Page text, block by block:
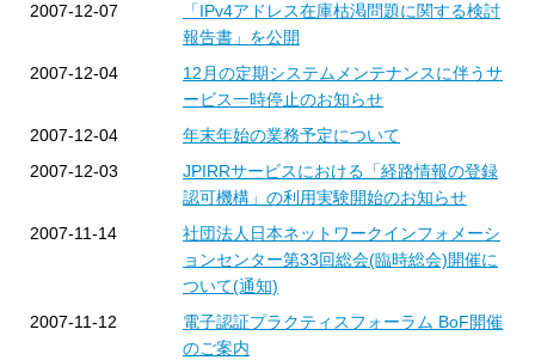
2007-12-07
「IPv4アドレス在庫枯渇問題に関する検討
報告書」を公開
2007-12-04
12月の定期システムメンテナンスに伴うサ
ービス一時停止のお知らせ
2007-12-04
年末年始の業務予定について
2007-12-03
JPIRRサービスにおける「経路情報の登録
認可機構」の利用実験開始のお知らせ
2007-11-14
社団法人日本ネットワークインフォメーシ
ョンセンター第33回総会(臨時総会)開催に
ついて(通知)
2007-11-12
電子認証プラクティスフォーラム BoF開催
のご案内